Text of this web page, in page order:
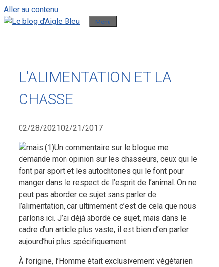
Aller au contenu
Menu
L’ALIMENTATION ET LA
CHASSE
02/28/202102/21/2017
Un commentaire sur le blogue me
demande mon opinion sur les chasseurs, ceux qui le
font par sport et les autochtones qui le font pour
manger dans le respect de l’esprit de l’animal. On ne
peut pas aborder ce sujet sans parler de
l’alimentation, car ultimement c’est de cela que nous
parlons ici. J’ai déjà abordé ce sujet, mais dans le
cadre d’un article plus vaste, il est bien d’en parler
aujourd’hui plus spécifiquement.
À l’origine, l’Homme était exclusivement végétarien